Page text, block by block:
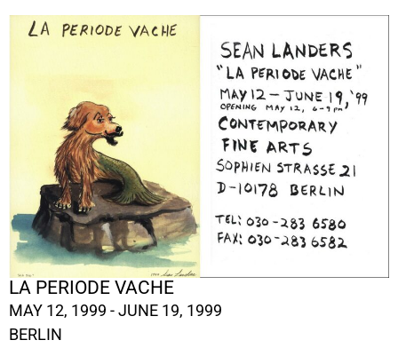
LA PERIODE VACHE
MAY 12, 1999 - JUNE 19, 1999
BERLIN